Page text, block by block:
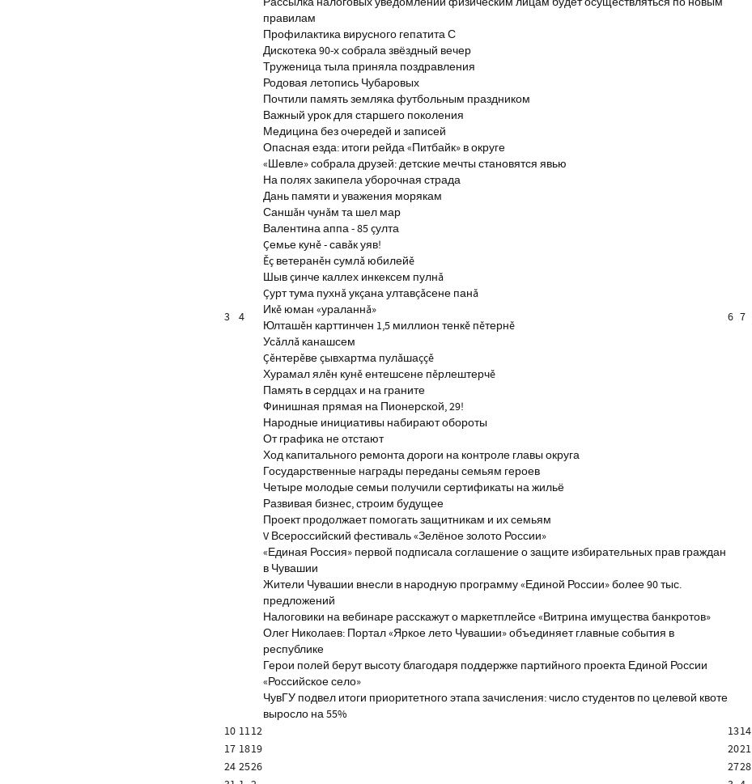
3 4
правилам
Профилактика вирусного гепатита С
Дискотека 90-х собрала звёздный вечер
Труженица тыла приняла поздравления
Родовая летопись Чубаровых
Почтили память земляка футбольным праздником
Важный урок для старшего поколения
Медицина без очередей и записей
Опасная езда: итоги рейда «Питбайк» в округе
«Шевле» собрала друзей: детские мечты становятся явью
На полях закипела уборочная страда
Дань памяти и уважения морякам
Саншăн чунăм та шел мар
Валентина аппа - 85 çулта
Çемье кунĕ - савăк уяв!
Ĕç ветеранĕн сумлă юбилейĕ
Шыв çинче каллех инкексем пулнă
Çурт тума пухнă укçана ултавçăсене панă
Икĕ юман «ураланнă»
Юлташĕн карттинчен 1,5 миллион тенкĕ пĕтернĕ
Усăллă канашсем
Çĕнтерĕве çывхартма пулăшаççĕ
Хурамал ялĕн кунĕ ентешсене пĕрлештерчĕ
Память в сердцах и на граните
Финишная прямая на Пионерской, 29!
Народные инициативы набирают обороты
От графика не отстают
Ход капитального ремонта дороги на контроле главы округа
Государственные награды переданы семьям героев
Четыре молодые семьи получили сертификаты на жильё
Развивая бизнес, строим будущее
Проект продолжает помогать защитникам и их семьям
V Всероссийский фестиваль «Зелёное золото России»
«Единая Россия» первой подписала соглашение о защите избирательных прав граждан
в Чувашии
Жители Чувашии внесли в народную программу «Единой России» более 90 тыс.
предложений
Налоговики на вебинаре расскажут о маркетплейсе «Витрина имущества банкротов»
Олег Николаев: Портал «Яркое лето Чувашии» объединяет главные события в
республике
Герои полей берут высоту благодаря поддержке партийного проекта Единой России
«Российское село»
ЧувГУ подвел итоги приоритетного этапа зачисления: число студентов по целевой квоте
выросло на 55%
6 7
10 1112 1314
17 1819 2021
24 2526 2728